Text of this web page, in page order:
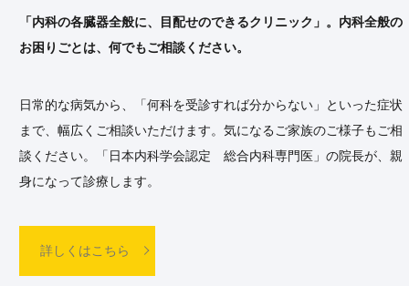
「内科の各臓器全般に、目配せのできるクリニック」。内科全般の
お困りごとは、何でもご相談ください。
日常的な病気から、「何科を受診すれば分からない」といった症状
まで、幅広くご相談いただけます。気になるご家族のご様子もご相
談ください。「日本内科学会認定 総合内科専門医」の院長が、親
身になって診療します。
詳しくはこちら